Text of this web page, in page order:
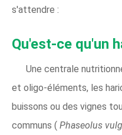
s'attendre :
Qu'est-ce qu'un
Une centrale
et oligo-éléments, les
buissons ou des vignes
communs ( Phaseolus